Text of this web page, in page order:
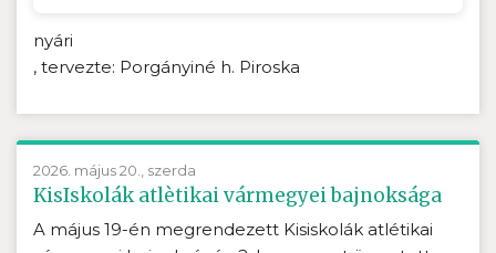
nyári
, tervezte: Porgányiné h. Piroska
2026. május 20., szerda
KisIskolák atlètikai vármegyei bajnoksága
A május 19-én megrendezett Kisiskolák atlétikai